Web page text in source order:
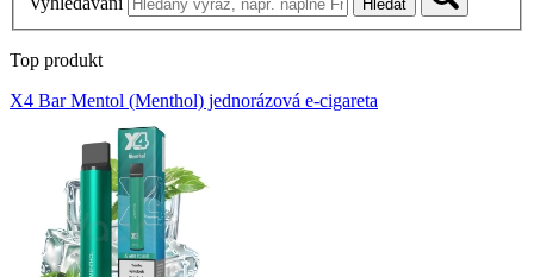
Hledat
Top produkt
X4 Bar Mentol (Menthol) jednorázová e-cigareta